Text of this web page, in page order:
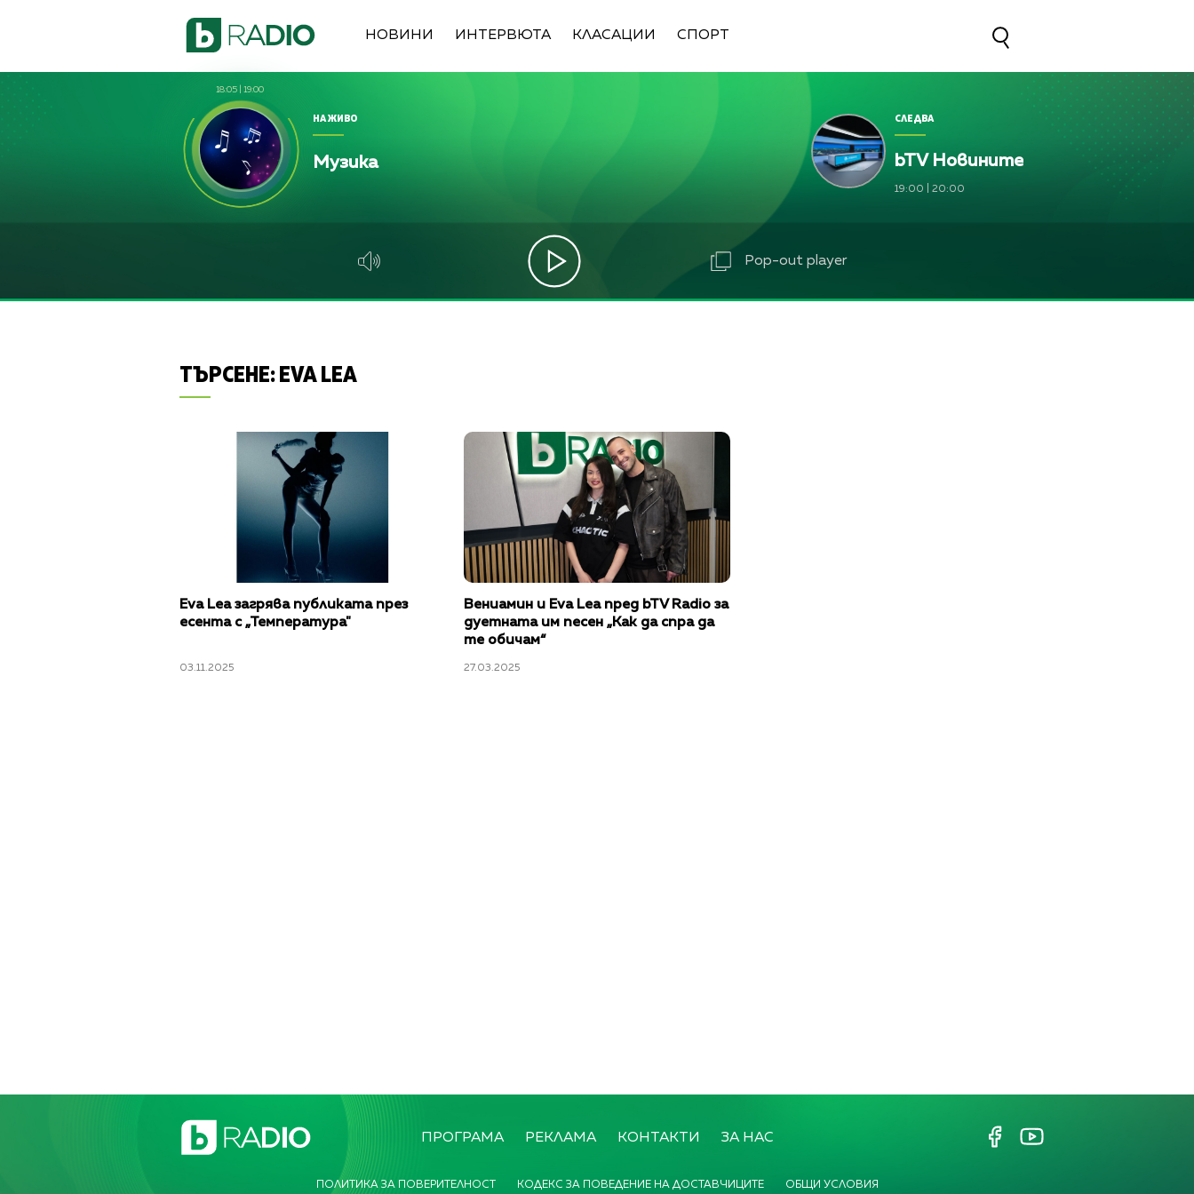
НОВИНИ ИНТЕРВЮТА КЛАСАЦИИ СПОРТ
18:05 19:00
НА ЖИВО
Музика
СЛЕДВА
bTV Новините
19:00 20:00
Pop-out player
ТЪРСЕНЕ:EVA LEA
Eva Lea загрява публиката през
есента с „Температура"
03.11.2025
Вениамин и Eva Lea пред bTV Radio за
дуетната им песен „Как да спра да
те обичам“
27.03.2025
ПРОГРАМА РЕКЛАМА КОНТАКТИ ЗА НАС
ПОЛИТИКА ЗА ПОВЕРИТЕЛНОСТ КОДЕКС ЗА ПОВЕДЕНИЕ НА ДОСТАВЧИЦИТЕ ОБЩИ УСЛОВИЯ